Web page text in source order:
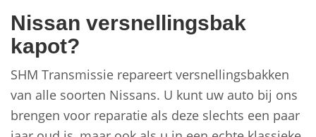
Nissan versnellingsbak
kapot?
SHM Transmissie repareert versnellingsbakken
van alle soorten Nissans. U kunt uw auto bij ons
brengen voor reparatie als deze slechts een paar